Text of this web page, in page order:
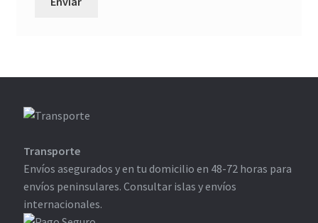
Transporte
Envíos asegurados y en tu domicilio en 48-72 horas para
envíos peninsulares. Consultar islas y envíos
internacionales.